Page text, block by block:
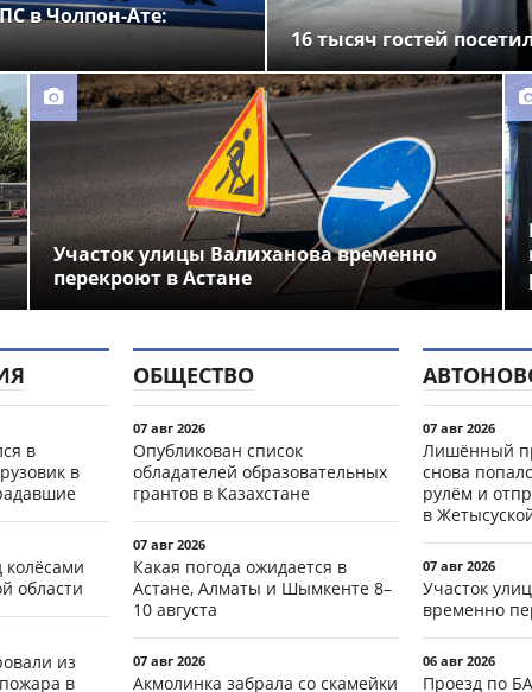
в Чолпон-Ате:
16 тысяч гостей
Участок улицы Валиханова временно
перекроют в Астане
в
в
области
из
в
ОБЩЕСТВО
07 авг 2026
Опубликован список
обладателей образовательных
грантов в Казахстане
07 авг 2026
Какая погода ожидается в
Астане, Алматы и Шымкенте 8–
10 августа
07 авг 2026
Акмолинка забрала со скамейки
07 авг 2026
Лишённый
снова
рулём и
в
07 авг 2026
Участок
временно
06 авг 2026
Проезд по